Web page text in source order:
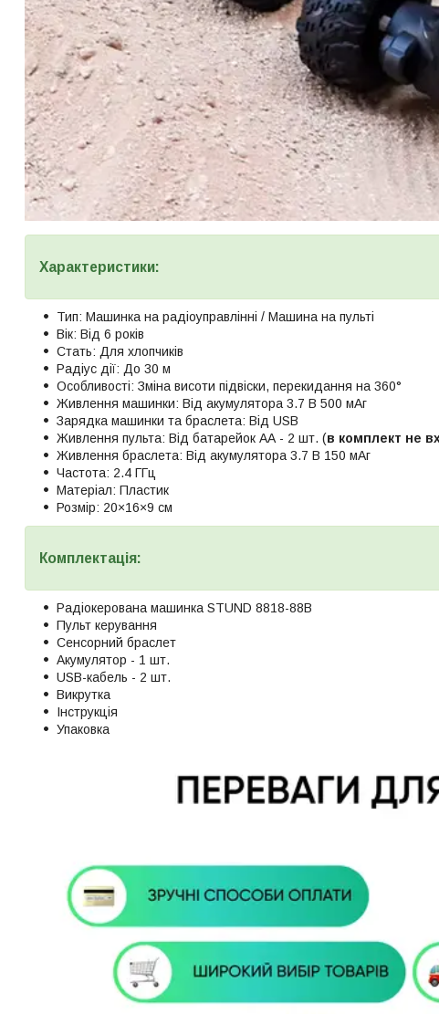
Характеристики:
Тип: Машинка на радіоуправлінні / Машина на пульті
Вік: Від 6 років
Стать: Для хлопчиків
Радіус дії: До 30 м
Особливості: Зміна висоти підвіски, перекидання на 360°
Живлення машинки: Від акумулятора 3.7 В 500 мАг
Зарядка машинки та браслета: Від USB
Живлення пульта: Від батарейок АА - 2 шт. (в комплект не
Живлення браслета: Від акумулятора 3.7 В 150 мАг
Частота: 2.4 ГГц
Матеріал: Пластик
Розмір: 20×16×9 см
Комплектація:
Радіокерована машинка STUND 8818-88B
Пульт керування
Сенсорний браслет
Акумулятор - 1 шт.
USB-кабель - 2 шт.
Викрутка
Інструкція
Упаковка